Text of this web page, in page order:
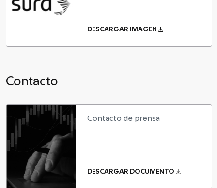
DESCARGAR IMAGEN download
Contacto
Contacto de prensa
DESCARGAR DOCUMENTO download